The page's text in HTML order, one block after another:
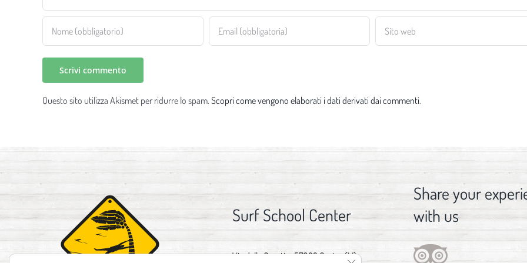
Questo sito utilizza Akismet per ridurre lo spam. Scopri come vengono elaborati i dati derivati dai commenti.
Surf School Center
Via delle Gorette, 57023 Cecina (LI)
Share your
with us
Close GDPR Cookie Banner